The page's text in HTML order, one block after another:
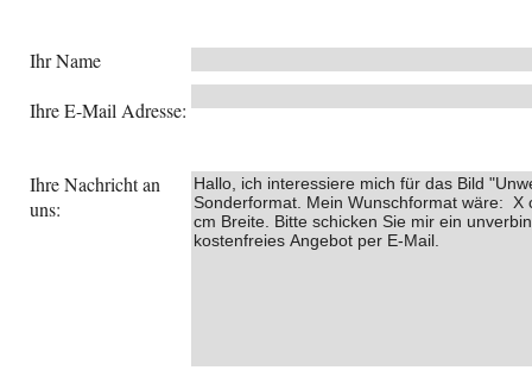
Ihr Name
Ihre E-Mail Adresse:
Ihre Nachricht an
uns: